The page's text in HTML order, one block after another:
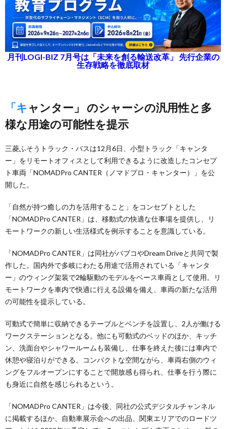
月刊LOGI-BIZ 7月号は「未来を創る輸送改革」 先行企業の
生存戦略を徹底取材
「キャンター」 のシャーシの汎用性と多
様な用途の可能性を提示
三菱ふそうトラック・バスは12月6日、小型トラック「キャンタ
ー」をリモートオフィスとして利用できるように改造したコンセプ
ト車両「NOMADPro CANTER（ノマドプロ・キャンター）」を公
開した。
「自然が持つ癒しの力を活用すること」をコンセプトとした
「NOMADPro CANTER」は、移動式の快適な仕事場を提供し、リ
モートワークの新しい生活様式を例示することを意識している。
「NOMADPro CANTER」は同社がパブコやDream Driveと共同で製
作した。国内外で多岐にわたる用途で活用されている「キャンタ
ー」のウィング架装で2輪駆動のモデルをベース車両として使用。リ
モートワークを車内で快適に行える設備を備え、車両の新たな活用
の可能性を提示している。
可動式で簡単に収納できるテーブルとベンチを設置し、2人が働ける
ワークステーションとなる。他にも可動式のベッドのほか、キッチ
ン、洗面台やシャワールームも装備し、仕事を終えた後には車内で
休憩や寝泊りができる。コンパクトな空間ながら、車両右側のウィ
ングをフルオープンにすることで開放感も得られ、仕事を行う際に
も身近に自然を感じられるという。
「NOMADPro CANTER」は今後、同社の公式デジタルチャンネル
に掲載するほか、自動車展示会への出品、関東エリアでのロードツ